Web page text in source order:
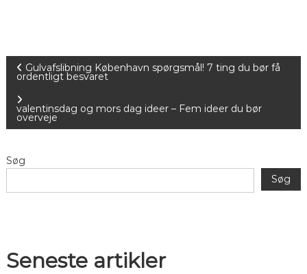
n
d
l
æ
s
Gulvafslibning København spørgsmål! 7 ting du bør få
ordentligt besvaret
valentinsdag og mors dag ideer – Fem ideer du bør
overveje
Søg
Søg
Seneste artikler